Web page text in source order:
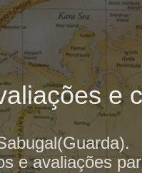
e
e avaliações